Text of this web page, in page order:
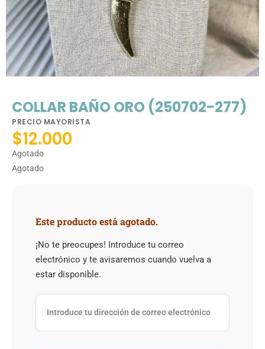
COLLAR BAÑO ORO (250702-277)
PRECIO MAYORISTA
$12.000
Agotado
Agotado
Este producto está agotado.
¡No te preocupes! Introduce tu correo
electrónico y te avisaremos cuando vuelva a
estar disponible.